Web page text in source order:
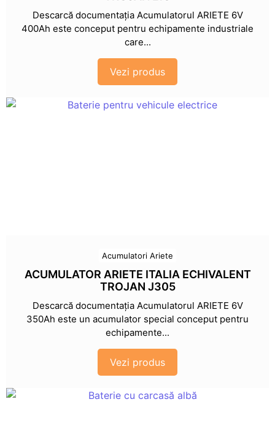
Descarcă documentația Acumulatorul ARIETE 6V
400Ah este conceput pentru echipamente industriale
care...
Vezi produs
Acumulatori Ariete
ACUMULATOR ARIETE ITALIA ECHIVALENT
TROJAN J305
Descarcă documentația Acumulatorul ARIETE 6V
350Ah este un acumulator special conceput pentru
echipamente...
Vezi produs